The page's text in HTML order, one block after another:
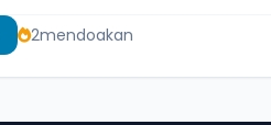
2mendoakan